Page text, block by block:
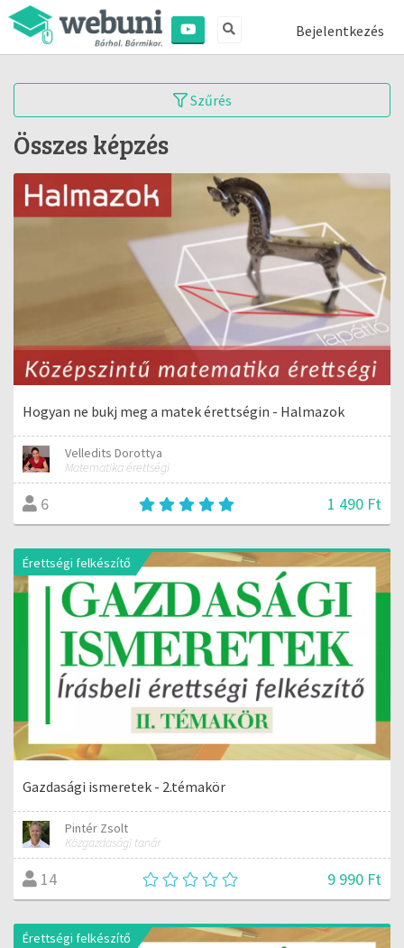
Bejelentkezés
Szűrés
Összes képzés
Hogyan ne bukj meg a matek érettségin - Halmazok
Velledits Dorottya
Matematika érettségi
6 1 490 Ft
Érettségi felkészítő
Gazdasági ismeretek - 2.témakör
Pintér Zsolt
Közgazdasági tanár
14 9 990 Ft
Érettségi felkészítő